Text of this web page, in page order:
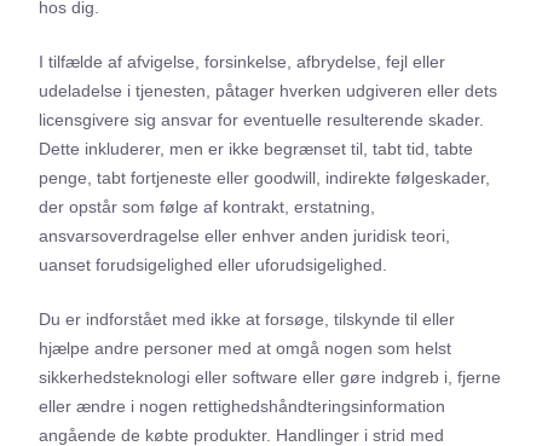
hos dig.
I tilfælde af afvigelse, forsinkelse, afbrydelse, fejl eller
udeladelse i tjenesten, påtager hverken udgiveren eller dets
licensgivere sig ansvar for eventuelle resulterende skader.
Dette inkluderer, men er ikke begrænset til, tabt tid, tabte
penge, tabt fortjeneste eller goodwill, indirekte følgeskader,
der opstår som følge af kontrakt, erstatning,
ansvarsoverdragelse eller enhver anden juridisk teori,
uanset forudsigelighed eller uforudsigelighed.
Du er indforstået med ikke at forsøge, tilskynde til eller
hjælpe andre personer med at omgå nogen som helst
sikkerhedsteknologi eller software eller gøre indgreb i, fjerne
eller ændre i nogen rettighedshåndteringsinformation
angående de købte produkter. Handlinger i strid med